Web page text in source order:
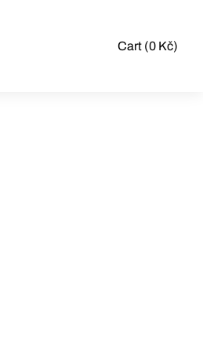
Cart (0 Kč)